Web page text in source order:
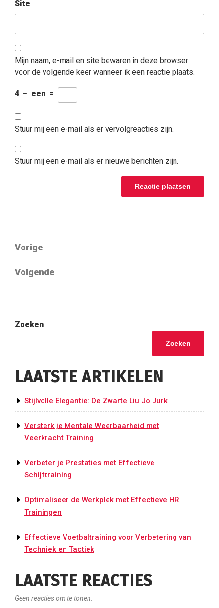
Site
Mijn naam, e-mail en site bewaren in deze browser
voor de volgende keer wanneer ik een reactie plaats.
4 − een =
Stuur mij een e-mail als er vervolgreacties zijn.
Stuur mij een e-mail als er nieuwe berichten zijn.
BERICHTNAVIGATIE
Vorig
Vorige
Volgend
Volgende
Zoeken
Zoeken
LAATSTE ARTIKELEN
Stijlvolle Elegantie: De Zwarte Liu Jo Jurk
Versterk je Mentale Weerbaarheid met
Veerkracht Training
Verbeter je Prestaties met Effectieve
Schijftraining
Optimaliseer de Werkplek met Effectieve HR
Trainingen
Effectieve Voetbaltraining voor Verbetering van
Techniek en Tactiek
LAATSTE REACTIES
Geen reacties om te tonen.